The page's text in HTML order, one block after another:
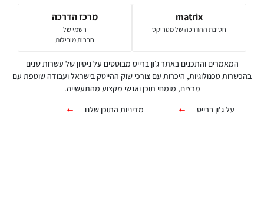
matrix
חטיבת ההדרכה של מטריקס
מרכז הדרכה
רשמי של
חברות מובילות
המאמרים והתכנים באתר ג׳ון ברייס מבוססים על ניסיון של עשרות שנים
בהכשרות טכנולוגיות, היכרות עם צורכי שוק ההייטק בישראל ועבודה שוטפת עם
מרצים, מומחי תוכן ואנשי מקצוע מהתעשייה.
על ג'ון ברייס
מדיניות התוכן שלנו